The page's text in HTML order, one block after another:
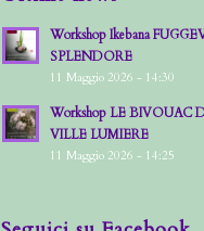
Workshop Ikebana
SPLENDORE
11 Maggio 2026 - 14:30
Workshop LE BIVOUAC
VILLE LUMIERE
11 Maggio 2026 - 14:25